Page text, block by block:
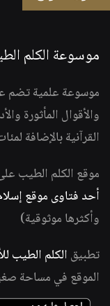
موسوعة الكلم
موسوعة علمية تضم
والأقوال المأثورة
القرآنية بالإضافة
موقع الكلم الطيب
أحد فتاوى موقع
وأكثرها موثوقية)
تطبيق الكلم الطيب
الموقع في مساحة